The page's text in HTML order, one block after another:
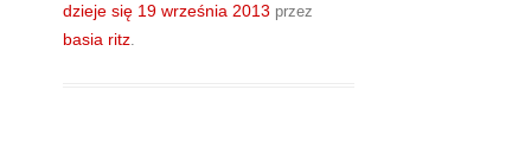
dzieje się 19 września 2013 przez
basia ritz.